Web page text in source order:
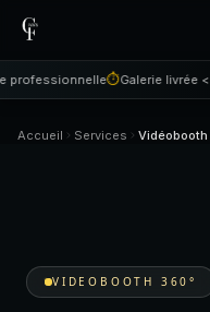
Aller au contenu
⏱Galerie livrée < 24 h💬
Accueil Services
VIDEOBOOTH 360°